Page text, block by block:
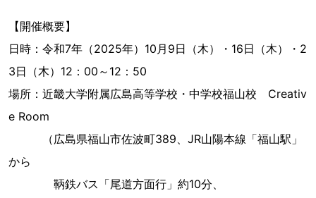
【開催概要】
日時：令和7年（2025年）10月9日（木）・16日（木）・2
3日（木）12：00～12：50
場所：近畿大学附属広島高等学校・中学校福山校 Creativ
e Room
（広島県福山市佐波町389、JR山陽本線「福山駅」
から
鞆鉄バス「尾道方面行」約10分、